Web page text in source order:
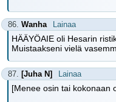
86. Wanha Lainaa
HÄÄYÖAIE oli Hesarin
Muistaakseni vielä
87. [Juha N] Lainaa
[Menee osin tai kokonaan